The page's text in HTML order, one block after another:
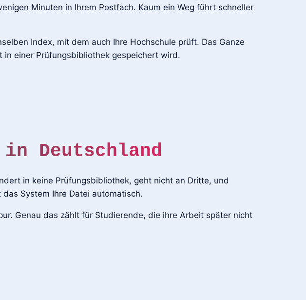
Minuten in Ihrem Postfach. Kaum ein Weg führt schneller
Index, mit dem auch Ihre Hochschule prüft. Das Ganze
in einer Prüfungsbibliothek gespeichert wird.
Deutschland
in keine Prüfungsbibliothek, geht nicht an Dritte, und
System Ihre Datei automatisch.
Genau das zählt für Studierende, die ihre Arbeit später nicht